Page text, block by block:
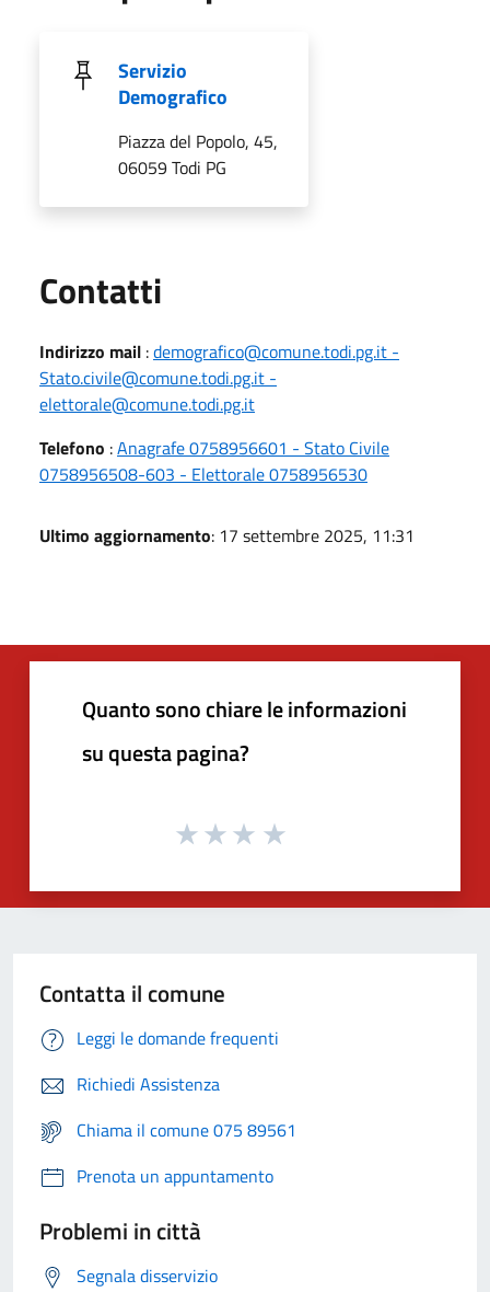
Servizio
Demografico
Piazza del Popolo, 45,
06059 Todi PG
Contatti
Indirizzo mail :demografico@comune.todi.pg.it -
Stato.civile@comune.todi.pg.it -
elettorale@comune.todi.pg.it
Telefono :Anagrafe 0758956601 - Stato Civile
0758956508-603 - Elettorale 0758956530
Ultimo aggiornamento: 17 settembre 2025, 11:31
Quanto sono chiare le informazioni
su questa pagina?
Contatta il comune
Leggi le domande frequenti
Richiedi Assistenza
Chiama il comune 075 89561
Prenota un appuntamento
Problemi in città
Segnala disservizio